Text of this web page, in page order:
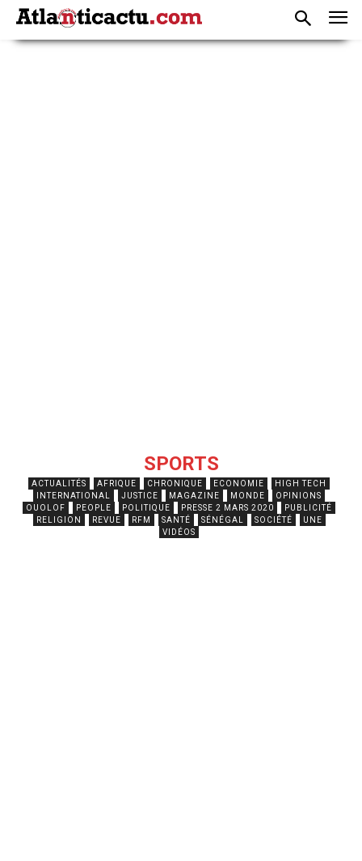
SPORTS
ACTUALITÉS AFRIQUE CHRONIQUE ECONOMIE
HIGH TECH
INTERNATIONAL
JUSTICE MAGAZINE MONDE
OPINIONS
OUOLOF
PEOPLE POLITIQUE PRESSE 2 MARS 2020
PUBLICITÉ
RELIGION
REVUE RFM SANTÉ SÉNÉGAL SOCIÉTÉ
UNE
VIDÉOS